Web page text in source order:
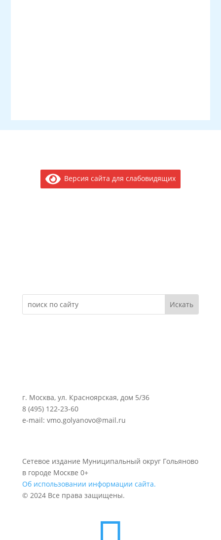
Версия сайта для слабовидящих
г. Москва, ул. Красноярская, дом 5/36
8 (495) 122-23-60
e-mail: vmo.golyanovo@mail.ru
Сетевое издание Муниципальный округ Гольяново
в городе Москве 0+
Об использовании информации сайта.
© 2024 Все права защищены.